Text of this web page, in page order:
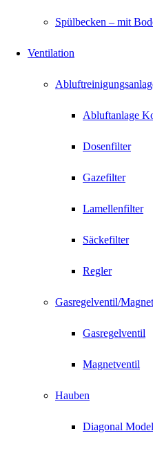
Spülbecken – mit
Ventilation
Abluftanlage
Dosenfilter
Gazefilter
Lamellenfilter
Säckefilter
Regler
Gasregelventil/
Gasregelventil
Magnetventil
Hauben
Diagonal